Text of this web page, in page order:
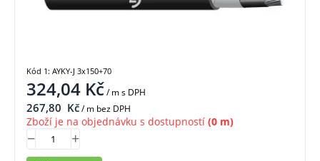
324,04 Kč/ ms DPH
267,80 Kč/ m bez DPH
Zboží je na objednávku s dostupností (0 m)
Kód 1: AYKY-J 3x150+70